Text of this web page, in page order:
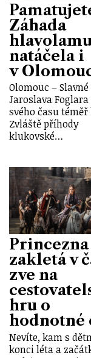
Záhada
natáčela i
v
Olomouc –
Jaroslava
svého času téměř
Zvláště příhody
klukovské…
Princezna
zakletá v
zve na
hru o
hodnotné
Nevíte, kam s
konci léta a